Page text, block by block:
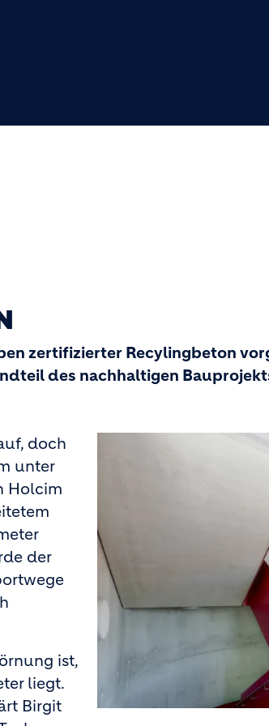
zertifizierter Recylingbeton
des nachhaltigen
doch
unter
Holcim
der
ist,
liegt.
Birgit